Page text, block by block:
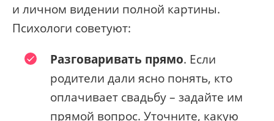
и личном видении полной картины.
Психологи советуют:
Разговаривать прямо. Если
родители дали ясно понять, кто
оплачивает свадьбу – задайте им
прямой вопрос. Уточните, какую